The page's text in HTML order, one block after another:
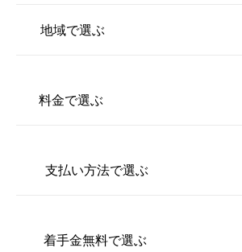
地域で選ぶ
料金で選ぶ
支払い方法で選ぶ
着手金無料で選ぶ